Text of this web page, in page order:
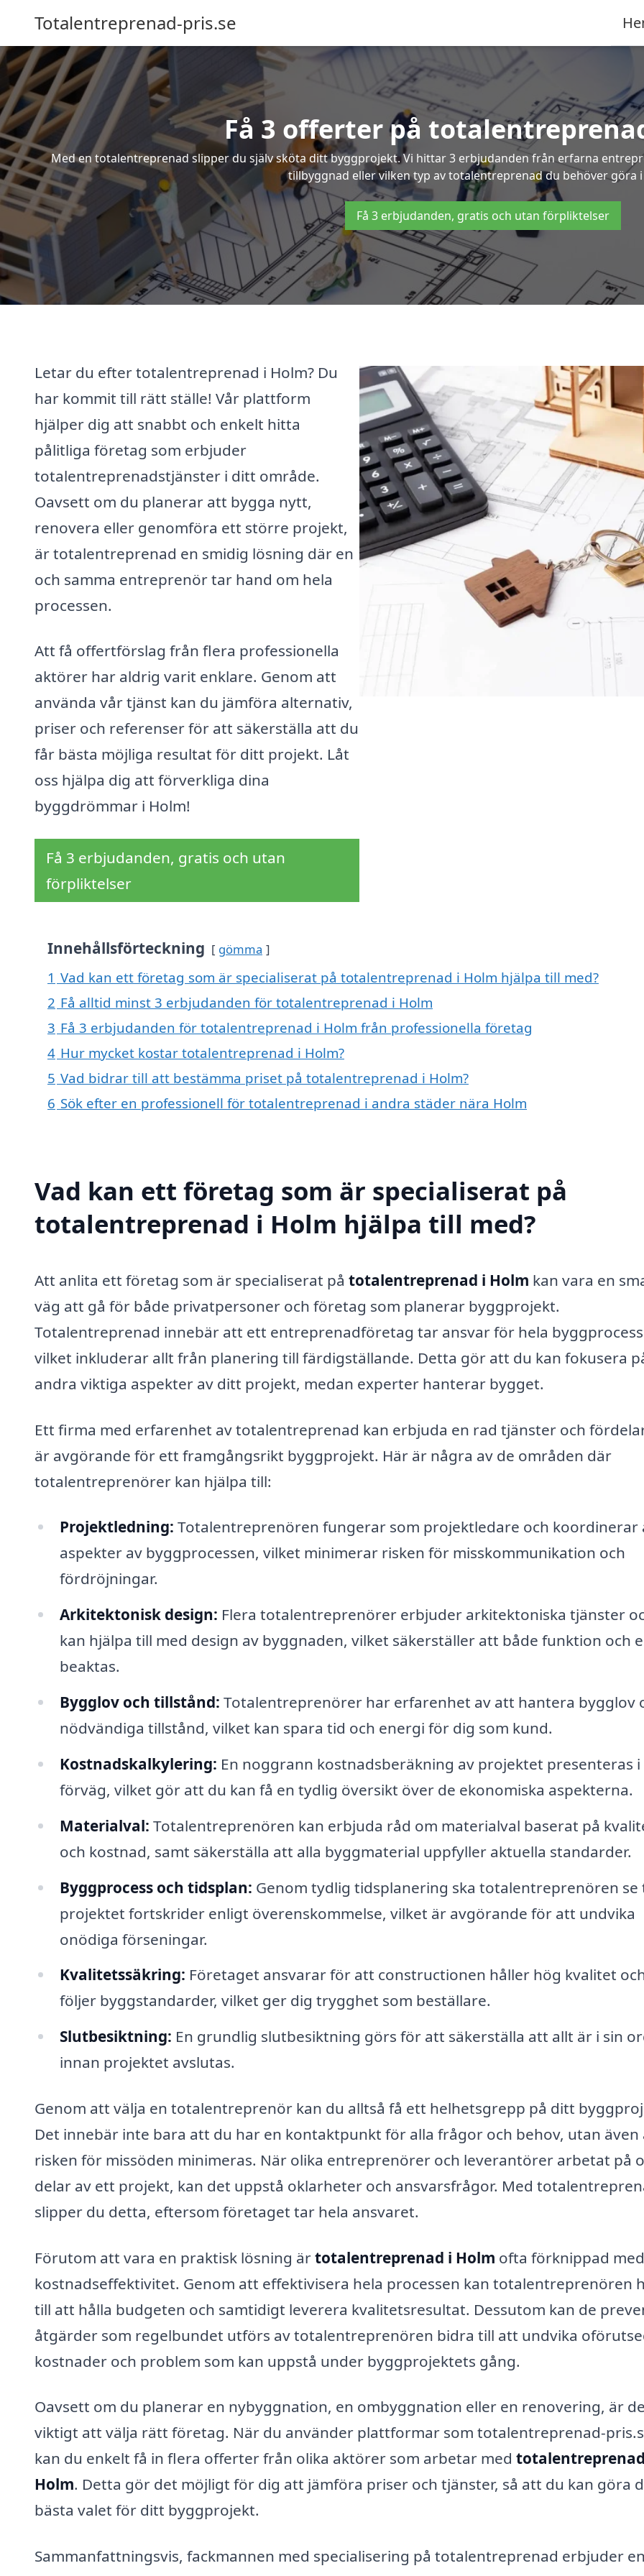
Totalentreprenad-pris.se
Få 3 offerter på
Med en totalentreprenad slipper du själv sköta ditt byggprojekt. Vi hittar 3 erbjudanden från erfarna
tillbyggnad eller vilken typ av totalentreprenad du behöver göra
Få 3 erbjudanden, gratis och utan förpliktelser
Letar du efter totalentreprenad i Holm? Du
har kommit till rätt ställe! Vår plattform
hjälper dig att snabbt och enkelt hitta
pålitliga företag som erbjuder
totalentreprenadstjänster i ditt område.
Oavsett om du planerar att bygga nytt,
renovera eller genomföra ett större projekt,
är totalentreprenad en smidig lösning där en
och samma entreprenör tar hand om hela
processen.
Att få offertförslag från flera professionella
aktörer har aldrig varit enklare. Genom att
använda vår tjänst kan du jämföra alternativ,
priser och referenser för att säkerställa att du
får bästa möjliga resultat för ditt projekt. Låt
oss hjälpa dig att förverkliga dina
byggdrömmar i Holm!
Få 3 erbjudanden, gratis och utan
förpliktelser
Innehållsförteckning gömma
1 Vad kan ett företag som är specialiserat på totalentreprenad i Holm hjälpa till med?
2 Få alltid minst 3 erbjudanden för totalentreprenad i Holm
3 Få 3 erbjudanden för totalentreprenad i Holm från professionella företag
4 Hur mycket kostar totalentreprenad i Holm?
5 Vad bidrar till att bestämma priset på totalentreprenad i Holm?
6 Sök efter en professionell för totalentreprenad i andra städer nära Holm
Vad kan ett företag som är specialiserat på
totalentreprenad i Holm hjälpa till med?
Att anlita ett företag som är specialiserat på totalentreprenad i Holm kan vara en
väg att gå för både privatpersoner och företag som planerar byggprojekt.
Totalentreprenad innebär att ett entreprenadföretag tar ansvar för hela
vilket inkluderar allt från planering till färdigställande. Detta gör att du kan fokusera
andra viktiga aspekter av ditt projekt, medan experter hanterar bygget.
Ett firma med erfarenhet av totalentreprenad kan erbjuda en rad tjänster och
är avgörande för ett framgångsrikt byggprojekt. Här är några av de områden där
totalentreprenörer kan hjälpa till:
Projektledning: Totalentreprenören fungerar som projektledare och koordinerar
aspekter av byggprocessen, vilket minimerar risken för misskommunikation och
fördröjningar.
Arkitektonisk design: Flera totalentreprenörer erbjuder arkitektoniska tjänster
kan hjälpa till med design av byggnaden, vilket säkerställer att både funktion och
beaktas.
Bygglov och tillstånd: Totalentreprenörer har erfarenhet av att hantera bygglov
nödvändiga tillstånd, vilket kan spara tid och energi för dig som kund.
Kostnadskalkylering: En noggrann kostnadsberäkning av projektet presenteras i
förväg, vilket gör att du kan få en tydlig översikt över de ekonomiska aspekterna.
Materialval: Totalentreprenören kan erbjuda råd om materialval baserat på
och kostnad, samt säkerställa att alla byggmaterial uppfyller aktuella standarder.
Byggprocess och tidsplan: Genom tydlig tidsplanering ska totalentreprenören se
projektet fortskrider enligt överenskommelse, vilket är avgörande för att undvika
onödiga förseningar.
Kvalitetssäkring: Företaget ansvarar för att constructionen håller hög kvalitet
följer byggstandarder, vilket ger dig trygghet som beställare.
Slutbesiktning: En grundlig slutbesiktning görs för att säkerställa att allt är i sin
innan projektet avslutas.
Genom att välja en totalentreprenör kan du alltså få ett helhetsgrepp på ditt
Det innebär inte bara att du har en kontaktpunkt för alla frågor och behov, utan även
risken för missöden minimeras. När olika entreprenörer och leverantörer arbetat på
delar av ett projekt, kan det uppstå oklarheter och ansvarsfrågor. Med
slipper du detta, eftersom företaget tar hela ansvaret.
Förutom att vara en praktisk lösning ärtotalentreprenad i Holm ofta förknippad med
kostnadseffektivitet. Genom att effektivisera hela processen kan totalentreprenören
till att hålla budgeten och samtidigt leverera kvalitetsresultat. Dessutom kan de
åtgärder som regelbundet utförs av totalentreprenören bidra till att undvika
kostnader och problem som kan uppstå under byggprojektets gång.
Oavsett om du planerar en nybyggnation, en ombyggnation eller en renovering, är
viktigt att välja rätt företag. När du använder plattformar som totalentreprenad-
kan du enkelt få in flera offerter från olika aktörer som arbetar med
Holm. Detta gör det möjligt för dig att jämföra priser och tjänster, så att du kan göra
bästa valet för ditt byggprojekt.
Sammanfattningsvis, fackmannen med specialisering på totalentreprenad erbjuder